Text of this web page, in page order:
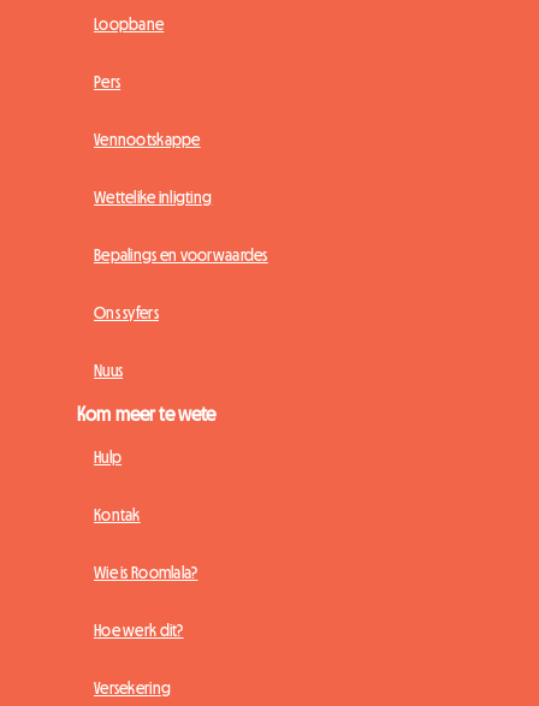
Loopbane
Pers
Vennootskappe
Wettelike inligting
Bepalings en voorwaardes
Ons syfers
Nuus
Kom meer te wete
Hulp
Kontak
Wie is Roomlala?
Hoe werk dit?
Versekering